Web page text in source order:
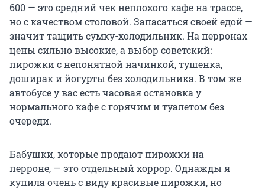
600 — это средний чек неплохого кафе на трассе,
но с качеством столовой. Запасаться своей едой —
значит тащить сумку-холодильник. На перронах
цены сильно высокие, а выбор советский:
пирожки с непонятной начинкой, тушенка,
доширак и йогурты без холодильника. В том же
автобусе у вас есть часовая остановка у
нормального кафе с горячим и туалетом без
очереди.
Бабушки, которые продают пирожки на
перроне, — это отдельный хоррор. Однажды я
купила очень с виду красивые пирожки, но